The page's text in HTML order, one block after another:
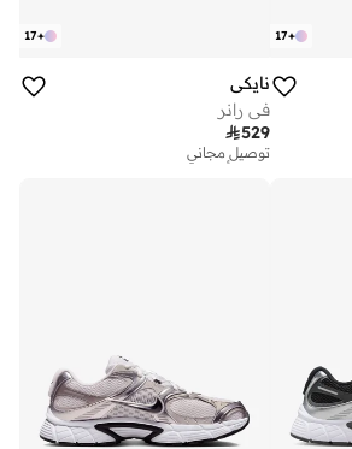
+
17
+
17
نايكي
في رانر
529
توصيل مجاني
تم بيع أكثر من 50 مؤخرا